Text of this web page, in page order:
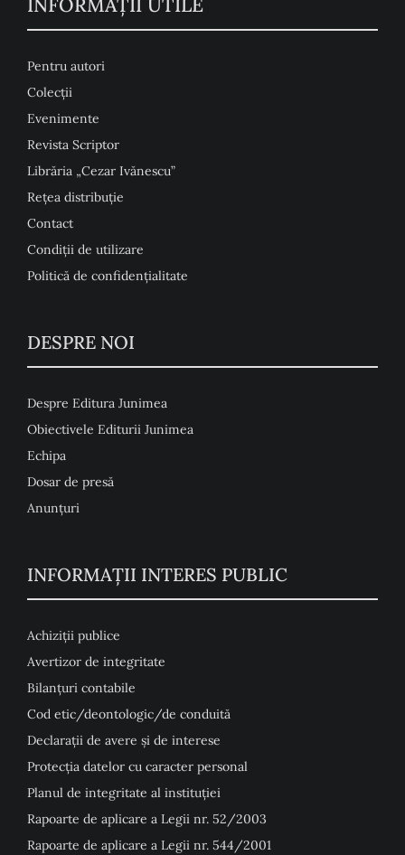
INFORMAŢII UTILE
Pentru autori
Colecţii
Evenimente
Revista Scriptor
Librăria „Cezar Ivănescu”
Rețea distribuție
Contact
Condiţii de utilizare
Politică de confidențialitate
DESPRE NOI
Despre Editura Junimea
Obiectivele Editurii Junimea
Echipa
Dosar de presă
Anunţuri
INFORMAȚII INTERES PUBLIC
Achiziții publice
Avertizor de integritate
Bilanțuri contabile
Cod etic/deontologic/de conduită
Declarații de avere și de interese
Protecția datelor cu caracter personal
Planul de integritate al instituției
Rapoarte de aplicare a Legii nr. 52/2003
Rapoarte de aplicare a Legii nr. 544/2001